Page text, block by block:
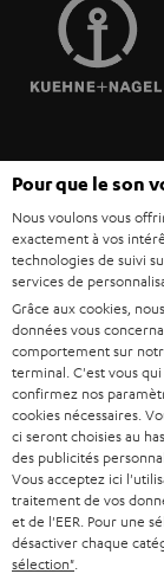
ENCEINTES
ULTIMA
FANSHOP
NOUVEAUTÉS
L’HISTOIRE DE
MANAGEMENT
VALEURS
ACCESSIBILITÉ
FRANCE
POLOGNE
ITALIE
USA
AUTRES PAYS
erreurs. Les
livraison. D’éventuels
©2026 Lautsprecher
Mentions légales CGV
Paramètres de
Pour que le son
Nous voulons vous
exactement à vos
technologies de suivi
services de
Grâce aux cookies,
données vous
comportement sur
terminal. C'est vous
confirmez nos
cookies nécessaires.
ci seront choisies au
des publicités
Vous acceptez ici
traitement de vos
et de l'EER. Pour une
désactiver chaque
sélection"